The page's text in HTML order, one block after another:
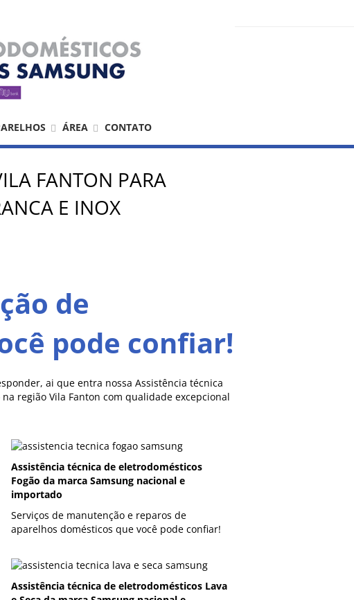
ÁREA CONTATO
FANTON PARA
E INOX
de
pode confiar!
ai que entra nossa Assistência técnica
região Vila Fanton com qualidade excepcional
Assistência técnica de eletrodomésticos
Fogão da marca Samsung nacional e
importado
Serviços de manutenção e reparos de
aparelhos domésticos que você pode confiar!
Assistência técnica de eletrodomésticos Lava